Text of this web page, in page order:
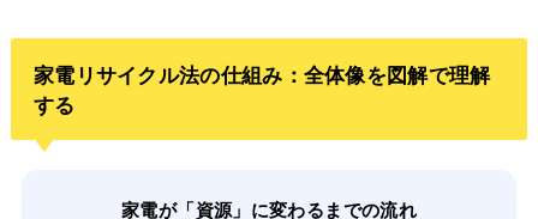
家電リサイクル法の仕組み：全体像を図解で理解
する
家電が「資源」に変わるまでの流れ